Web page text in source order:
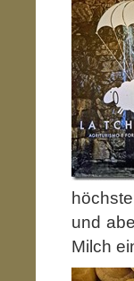
und
Milch